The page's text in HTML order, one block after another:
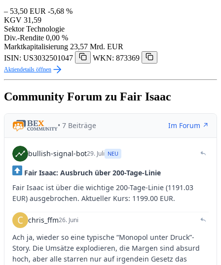
– 53,50 EUR -5,68 %
KGV 31,59
Sektor Technologie
Div.-Rendite 0,00 %
Marktkapitalisierung 23,57 Mrd. EUR
ISIN: US3032501047
WKN: 873369
Aktiendetails öffnen
Community Forum zu Fair Isaac